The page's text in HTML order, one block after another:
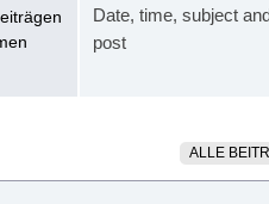
Date, time, subject
post
ALLE